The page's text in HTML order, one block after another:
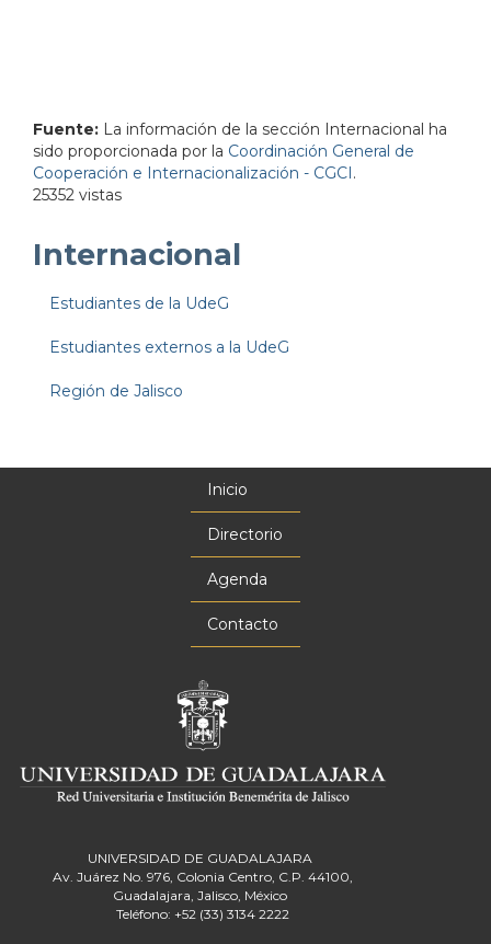
Fuente: La información de la sección Internacional ha
sido proporcionada por la Coordinación General de
Cooperación e Internacionalización - CGCI.
25352 vistas
Internacional
Estudiantes de la UdeG
Estudiantes externos a la UdeG
Región de Jalisco
Inicio
Directorio
Agenda
Contacto
UNIVERSIDAD DE GUADALAJARA
Av. Juárez No. 976, Colonia Centro, C.P. 44100,
Guadalajara, Jalisco, México
Teléfono: +52 (33) 3134 2222